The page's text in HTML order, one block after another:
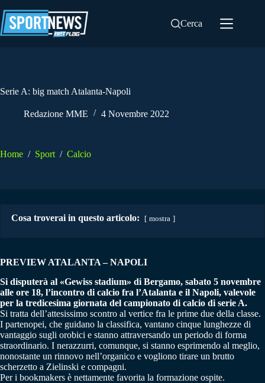
al
contenuto
Cerca
Serie A: big match Atalanta-Napoli
Redazione MME 4 Novembre 2022
Home / Sport / Calcio
Cosa troverai in questo articolo: mostra
PREVIEW ATALANTA – NAPOLI
Si disputerà al «Gewiss stadium» di Bergamo, sabato 5 novembre
alle ore 18, l’incontro di calcio fra l’Atalanta e il Napoli, valevole
per la tredicesima giornata del campionato di calcio di serie A.
Si tratta dell’attesissimo scontro al vertice fra le prime due della classe.
I partenopei, che guidano la classifica, vantano cinque lunghezze di
vantaggio sugli orobici e stanno attraversando un periodo di forma
straordinario. I nerazzurri, comunque, si stanno esprimendo al meglio,
nonostante un rinnovo nell’organico e vogliono tirare un brutto
scherzetto a Zielinski e compagni.
Per i bookmakers è nettamente favorita la formazione ospite.